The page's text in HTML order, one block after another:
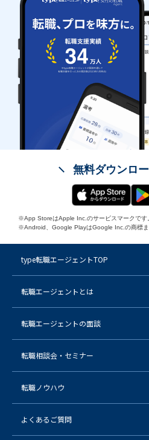
無料ダウンロ
※App StoreはApple Inc.のサービスマークです
※Android、Google PlayはGoogle Inc.の商標ま
type転職エージェントTOP
転職エージェントとは
転職エージェントの面談
転職相談会・セミナー
転職ノウハウ
よくあるご質問